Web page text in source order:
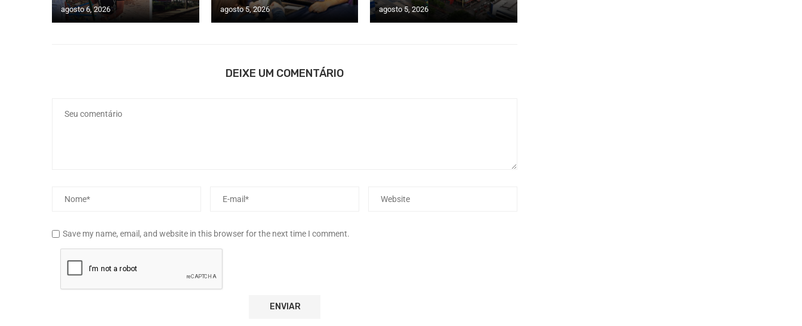
agosto 6, 2026 agosto 5, 2026 agosto 5, 2026
DEIXE UM COMENTÁRIO
Save my name, email, and website in this browser for the next time I comment.